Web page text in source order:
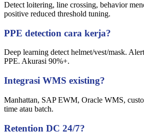
Detect loitering, line crossing, behavior
positive reduced threshold tuning.
PPE detection cara kerja?
Deep learning detect helmet/vest/mask.
PPE. Akurasi 90%+.
Integrasi WMS existing?
Manhattan, SAP EWM, Oracle WMS,
time atau batch.
Retention DC 24/7?